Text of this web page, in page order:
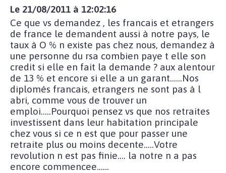
Le 21/08/2011 à 12:02:16
Ce que vs demandez , les francais et etrangers
de france le demandent aussi à notre pays, le
taux à O % n existe pas chez nous, demandez à
une personne du rsa combien paye t elle son
credit si elle en fait la demande ? aux alentour
de 13 % et encore si elle a un garant......Nos
diplomés francais, etrangers ne sont pas à l
abri, comme vous de trouver un
emploi.....Pourquoi pensez vs que nos retraites
investissent dans leur habitation principale
chez vous si ce n est que pour passer une
retraite plus ou moins decente.....Votre
revolution n est pas finie.... la notre n a pas
encore commencee......